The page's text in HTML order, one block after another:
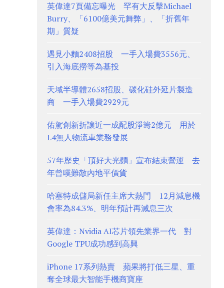
英偉達7頁備忘曝光 罕有大反擊Michael
Burry、「6100億美元舞弊」、「折舊年
期」質疑
遇見小麵2408招股 一手入場費3556元、
引入海底撈等為基投
天域半導體2658招股、碳化硅外延片製造
商 一手入場費2929元
佑駕創新折讓近一成配股淨籌2億元 用於
L4無人物流車業務發展
57年歷史「頂好大光麵」宣布結束營運 去
年曾嘆難敵內地平價貨
哈塞特成儲局新任主席大熱門 12月減息機
會率為84.3%、明年預計再減息三次
英偉達：Nvidia AI芯片領先業界一代 對
Google TPU成功感到高興
iPhone 17系列熱賣 蘋果將打低三星、重
奪全球最大智能手機商寶座